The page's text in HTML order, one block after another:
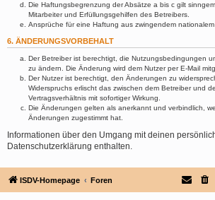
Die Haftungsbegrenzung der Absätze a bis c gilt
Mitarbeiter und Erfüllungsgehilfen des Betreibers.
Ansprüche für eine Haftung aus zwingendem
6. ÄNDERUNGSVORBEHALT
Der Betreiber ist berechtigt, die Nutzungsbedingungen
zu ändern. Die Änderung wird dem Nutzer per E-Mail
Der Nutzer ist berechtigt, den Änderungen zu
Widerspruchs erlischt das zwischen dem Betreiber und
Vertragsverhältnis mit sofortiger Wirkung.
Die Änderungen gelten als anerkannt und verbindlich,
Änderungen zugestimmt hat.
Informationen über den Umgang mit deinen
Datenschutzerklärung enthalten.
ISDV-Homepage Foren